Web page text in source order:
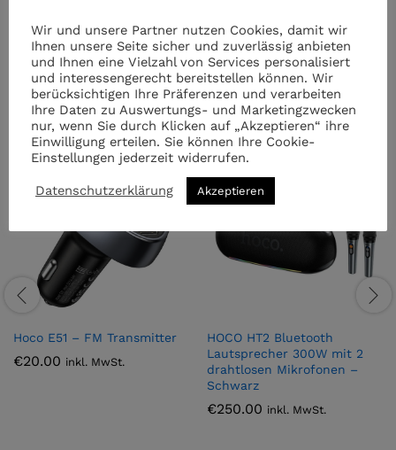
Ähnliche Artikel
Hoco E51 – FM Transmitter
€20.00 inkl. MwSt.
HOCO HT2 Bluetooth
Lautsprecher 300W mit 2
drahtlosen Mikrofonen –
Schwarz
€250.00 inkl. MwSt.
Wir und unsere Partner nutzen Cookies, damit wir
Ihnen unsere Seite sicher und zuverlässig anbieten
und Ihnen eine Vielzahl von Services personalisiert
und interessengerecht bereitstellen können. Wir
berücksichtigen Ihre Präferenzen und verarbeiten
Ihre Daten zu Auswertungs- und Marketingzwecken
nur, wenn Sie durch Klicken auf „Akzeptieren“ ihre
Einwilligung erteilen. Sie können Ihre Cookie-
Einstellungen jederzeit widerrufen.
Datenschutzerklärung Akzeptieren